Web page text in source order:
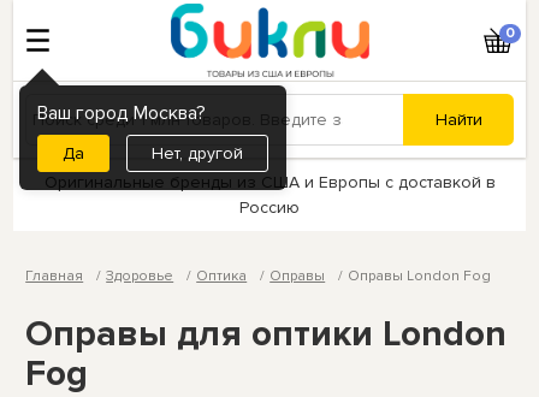
Ваш город Москва?
Нет, другой
0
Оригинальные бренды из США и Европы с доставкой в
Россию
Главная Здоровье Оптика Оправы Оправы London Fog
Оправы для оптики London
Fog